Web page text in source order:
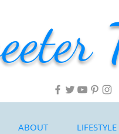
ABOUT LIFESTYLE